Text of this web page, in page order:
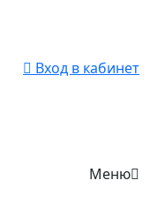
Вход в кабинет
Меню